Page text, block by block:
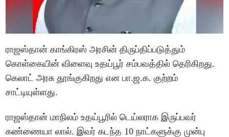
ராஜஸ்தான் காங்கிரஸ் அரசின் திருப்திப்படுத்தும்
கொள்கையின் விளைவு உதய்பூர் சம்பவத்தில் தெரிகிறது.
கெலாட் அரசு தூங்குகிறது என பா.ஜ.க. குற்றம்
சாட்டியுள்ளது.
ராஜஸ்தான் மாநிலம் உதய்பூரில் டெய்லராக இருப்பவர்
கண்ணையா லால். இவர் கடந்த 10 நாட்களுக்கு முன்பு